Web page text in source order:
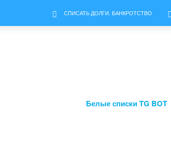
СПИСАТЬ ДОЛГИ. БАНКРОТСТВО
Белые списки TG BOT